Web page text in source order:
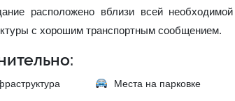
расположено вблизи всей необходимой
с хорошим транспортным сообщением.
Места на парковке